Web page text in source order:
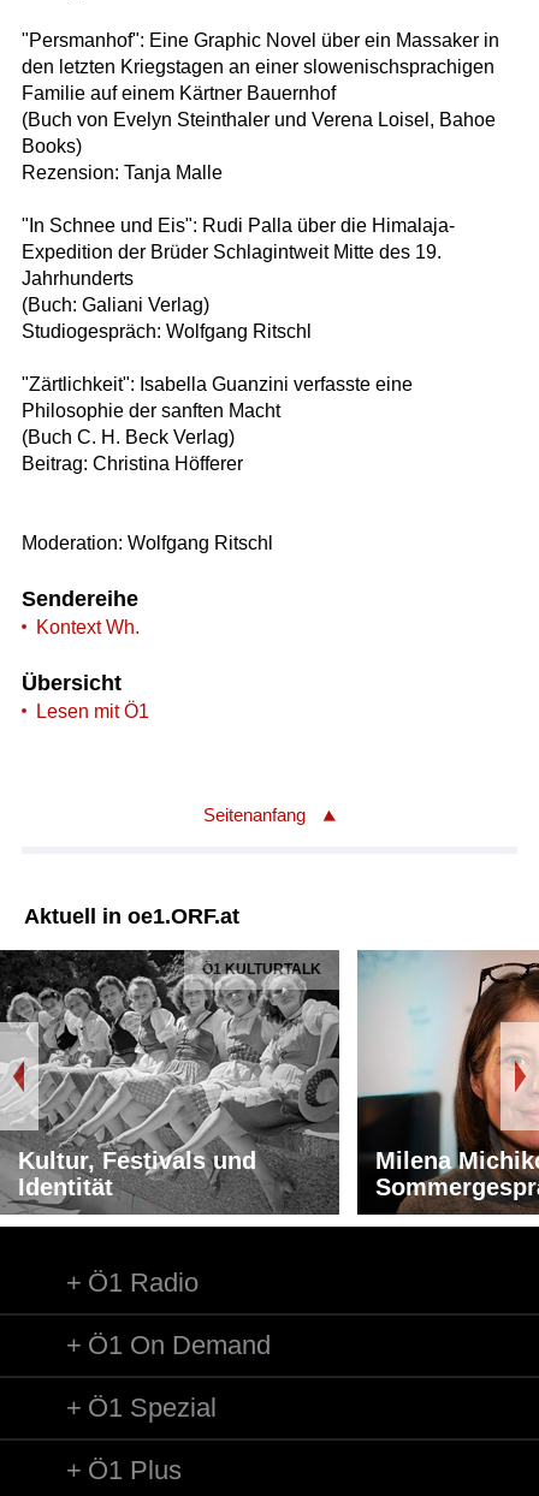
"Persmanhof": Eine Graphic Novel über ein Massaker in
den letzten Kriegstagen an einer slowenischsprachigen
Familie auf einem Kärtner Bauernhof
(Buch von Evelyn Steinthaler und Verena Loisel, Bahoe
Books)
Rezension: Tanja Malle
"In Schnee und Eis": Rudi Palla über die Himalaja-
Expedition der Brüder Schlagintweit Mitte des 19.
Jahrhunderts
(Buch: Galiani Verlag)
Studiogespräch: Wolfgang Ritschl
"Zärtlichkeit": Isabella Guanzini verfasste eine
Philosophie der sanften Macht
(Buch C. H. Beck Verlag)
Beitrag: Christina Höfferer
Moderation: Wolfgang Ritschl
Sendereihe
Kontext Wh.
Übersicht
Lesen mit Ö1
Seitenanfang
Aktuell in oe1.ORF.at
Ö1 KULTURTALK
Kultur, Festivals und
Identität
Milena
Ö1 Radio
Ö1 On Demand
Ö1 Spezial
Ö1 Plus